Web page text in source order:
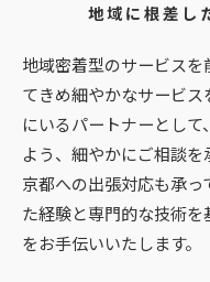
地域に根差し
地域密着型のサービス
てきめ細やかなサービ
にいるパートナーとし
よう、細やかにご相談
京都への出張対応も承
た経験と専門的な技術
をお手伝いいたします。